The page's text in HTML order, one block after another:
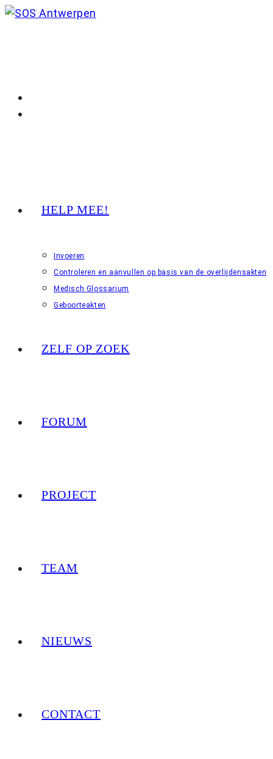
Ga
HELP MEE!
Invoeren
Controleren en aanvullen op basis van de overlijdensakten
Medisch Glossarium
Geboorteakten
ZELF OP ZOEK
FORUM
PROJECT
TEAM
NIEUWS
CONTACT